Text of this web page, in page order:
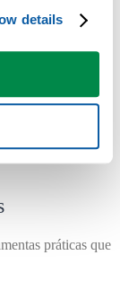
details
práticas que